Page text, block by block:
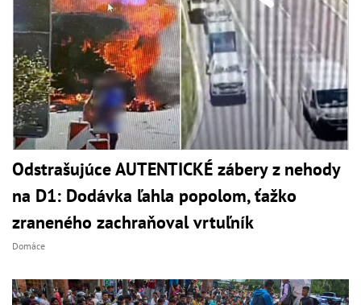
Odstrašujúce AUTENTICKÉ zábery z nehody
na D1: Dodávka ľahla popolom, ťažko
zraneného zachraňoval vrtuľník
Domáce